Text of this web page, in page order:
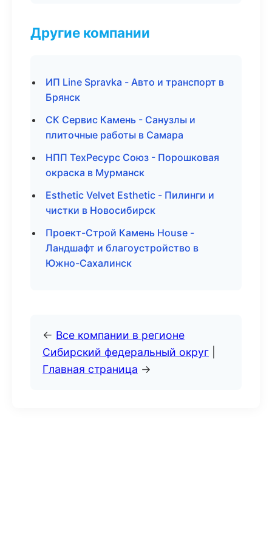
Другие компании
ИП Line Spravka - Авто и транспорт в
Брянск
СК Сервис Камень - Санузлы и
плиточные работы в Самара
НПП ТехРесурс Союз - Порошковая
окраска в Мурманск
Esthetic Velvet Esthetic - Пилинги и
чистки в Новосибирск
Проект-Строй Камень House -
Ландшафт и благоустройство в
Южно-Сахалинск
← Все компании в регионе
Сибирский федеральный округ
Главная страница →